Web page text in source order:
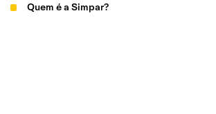
Quem é a Simpar?